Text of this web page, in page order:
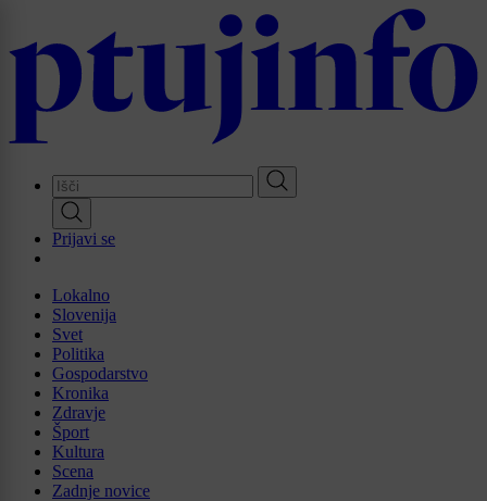
main
Prijavi se
Lokalno
Slovenija
Svet
Politika
Gospodarstvo
Kronika
Zdravje
Šport
Kultura
Scena
Zadnje novice